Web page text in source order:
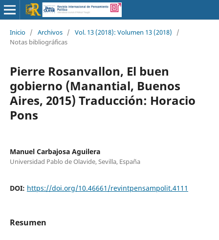
Inicio / Archivos / Vol. 13 (2018): Volumen 13 (2018)
/
Notas bibliográficas
Pierre Rosanvallon, El buen
gobierno (Manantial, Buenos
Aires, 2015) Traducción: Horacio
Pons
Manuel Carbajosa Aguilera
Universidad Pablo de Olavide, Sevilla, España
DOI: https://doi.org/10.46661/revintpensampolit.4111
Resumen